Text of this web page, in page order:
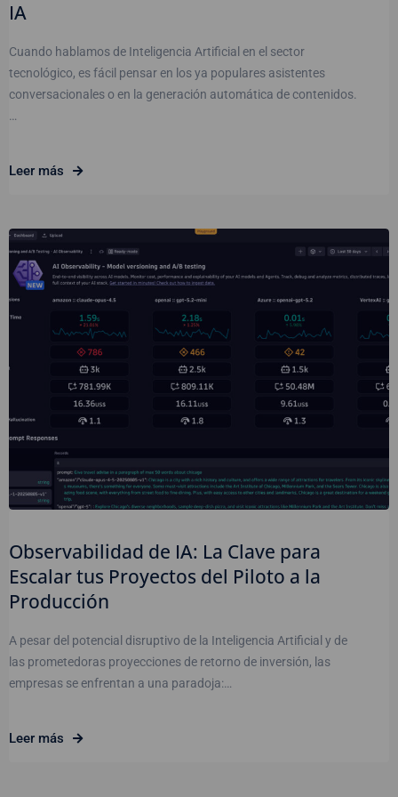
IA
Cuando hablamos de Inteligencia Artificial en el sector
tecnológico, es fácil pensar en los ya populares asistentes
conversacionales o en la generación automática de contenidos.
…
Leer más
Observabilidad de IA: La Clave para
Escalar tus Proyectos del Piloto a la
Producción
A pesar del potencial disruptivo de la Inteligencia Artificial y de
las prometedoras proyecciones de retorno de inversión, las
empresas se enfrentan a una paradoja:…
Leer más